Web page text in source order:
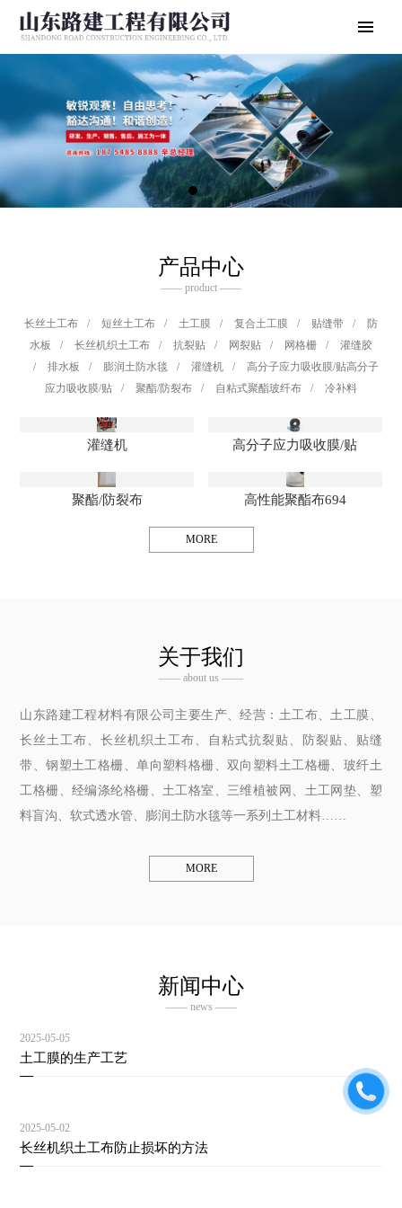
产品中心
—— product ——
长丝土工布 / 短丝土工布 / 土工膜 / 复合土工膜 / 贴缝带 /
防
水板
/ 长丝机织土工布 / 抗裂贴 / 网裂贴 / 网格栅 /
灌缝胶
/
排水板 / 膨润土防水毯 / 灌缝机 /
高分子应力吸收膜/贴高分子
应力吸收膜/贴
/ 聚酯/防裂布 / 自粘式聚酯玻纤布 / 冷补料
灌缝机 高分子应力吸收膜/贴
聚酯/防裂布 高性能聚酯布694
MORE
关于我们
—— about us ——
山东路建工程材料有限公司主要生产、经营：土工布、土工膜、
长丝土工布、长丝机织土工布、自粘式抗裂贴、防裂贴、贴缝
带、钢塑土工格栅、单向塑料格栅、双向塑料土工格栅、玻纤土
工格栅、经编涤纶格栅、土工格室、三维植被网、土工网垫、塑
料盲沟、软式透水管、膨润土防水毯等一系列土工材料……
MORE
新闻中心
—— news ——
2025-05-05
土工膜的生产工艺
2025-05-02
长丝机织土工布防止损坏的方法